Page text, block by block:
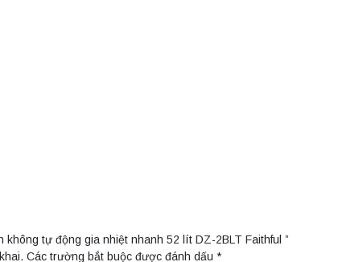
tự động gia nhiệt nhanh 52 lít DZ-2BLT Faithful ”
Các trường bắt buộc được đánh dấu*